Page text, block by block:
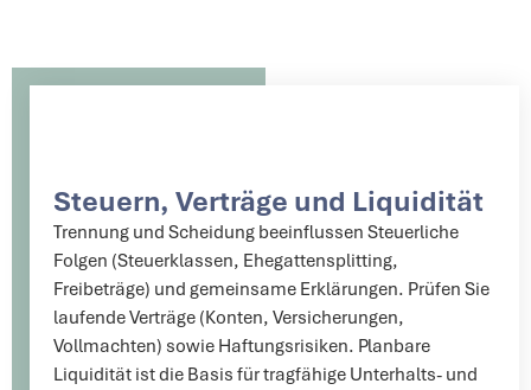
Steuern, Verträge und Liquidität
Trennung und Scheidung beeinflussen Steuerliche
Folgen (Steuerklassen, Ehegattensplitting,
Freibeträge) und gemeinsame Erklärungen. Prüfen Sie
laufende Verträge (Konten, Versicherungen,
Vollmachten) sowie Haftungsrisiken. Planbare
Liquidität ist die Basis für tragfähige Unterhalts- und